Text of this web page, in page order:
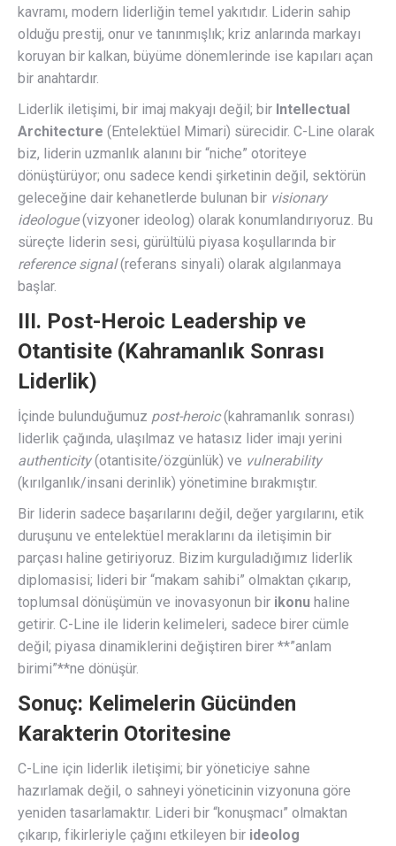
kavramı, modern liderliğin temel yakıtıdır. Liderin sahip
olduğu prestij, onur ve tanınmışlık; kriz anlarında markayı
koruyan bir kalkan, büyüme dönemlerinde ise kapıları açan
bir anahtardır.
Liderlik iletişimi, bir imaj makyajı değil; bir Intellectual
Architecture (Entelektüel Mimari) sürecidir. C-Line olarak
biz, liderin uzmanlık alanını bir “niche” otoriteye
dönüştürüyor; onu sadece kendi şirketinin değil, sektörün
geleceğine dair kehanetlerde bulunan bir visionary
ideologue(vizyoner ideolog) olarak konumlandırıyoruz. Bu
süreçte liderin sesi, gürültülü piyasa koşullarında bir
reference signal(referans sinyali) olarak algılanmaya
başlar.
III. Post-Heroic Leadership ve
Otantisite (Kahramanlık Sonrası
Liderlik)
İçinde bulunduğumuz post-heroic(kahramanlık sonrası)
liderlik çağında, ulaşılmaz ve hatasız lider imajı yerini
authenticity(otantisite/özgünlük) ve vulnerability
(kırılganlık/insani derinlik) yönetimine bırakmıştır.
Bir liderin sadece başarılarını değil, değer yargılarını, etik
duruşunu ve entelektüel meraklarını da iletişimin bir
parçası haline getiriyoruz. Bizim kurguladığımız liderlik
diplomasisi; lideri bir “makam sahibi” olmaktan çıkarıp,
toplumsal dönüşümün ve inovasyonun bir ikonu haline
getirir. C-Line ile liderin kelimeleri, sadece birer cümle
değil; piyasa dinamiklerini değiştiren birer **”anlam
birimi”**ne dönüşür.
Sonuç: Kelimelerin Gücünden
Karakterin Otoritesine
C-Line için liderlik iletişimi; bir yöneticiye sahne
hazırlamak değil, o sahneyi yöneticinin vizyonuna göre
yeniden tasarlamaktır. Lideri bir “konuşmacı” olmaktan
çıkarıp, fikirleriyle çağını etkileyen bir ideolog